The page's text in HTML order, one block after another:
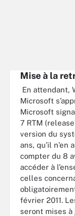
Mise à la
En attendant,
Microsoft
Microsoft
7 RTM
version du
ans, qu’il
compter du 8
accéder à
celles
février 2011.
seront mises à